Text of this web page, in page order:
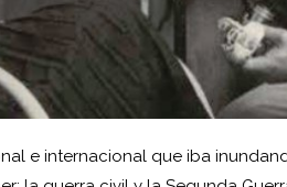
e internacional que iba